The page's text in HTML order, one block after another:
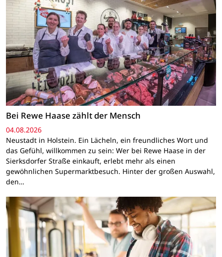
Bei Rewe Haase zählt der Mensch
04.08.2026
Neustadt in Holstein. Ein Lächeln, ein freundliches Wort und
das Gefühl, willkommen zu sein: Wer bei Rewe Haase in der
Sierksdorfer Straße einkauft, erlebt mehr als einen
gewöhnlichen Supermarktbesuch. Hinter der großen Auswahl,
den…